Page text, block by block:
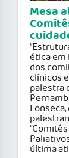
Mesa
ética em
dos
clínicos
palestra
última